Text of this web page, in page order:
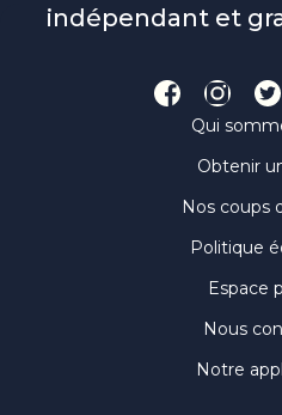
indépendant et
Qui
Obtenir
Nos coups
Politique
Espace
Nous
Notre